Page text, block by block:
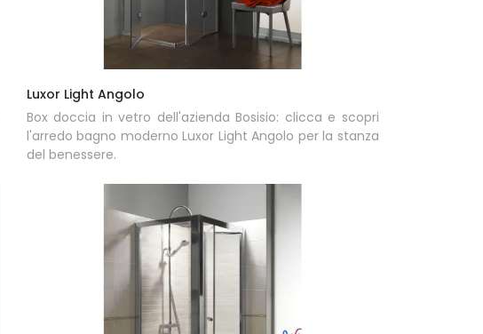
Luxor Light Angolo
Box doccia in vetro dell'azienda Bosisio: clicca e scopri
l'arredo bagno moderno Luxor Light Angolo per la stanza
del benessere.